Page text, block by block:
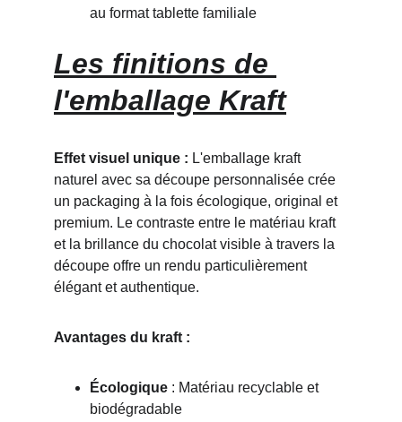
au format tablette familiale
Les finitions de
l'emballage Kraft
Effet visuel unique : L'emballage kraft
naturel avec sa découpe personnalisée crée
un packaging à la fois écologique, original et
premium. Le contraste entre le matériau kraft
et la brillance du chocolat visible à travers la
découpe offre un rendu particulièrement
élégant et authentique.
Avantages du kraft :
Écologique : Matériau recyclable et
biodégradable